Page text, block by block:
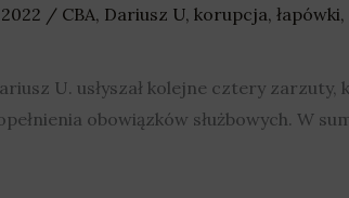
/ CBA, Dariusz U, korupcja, łapówki,
U. usłyszał kolejne cztery
obowiązków służbowych. W